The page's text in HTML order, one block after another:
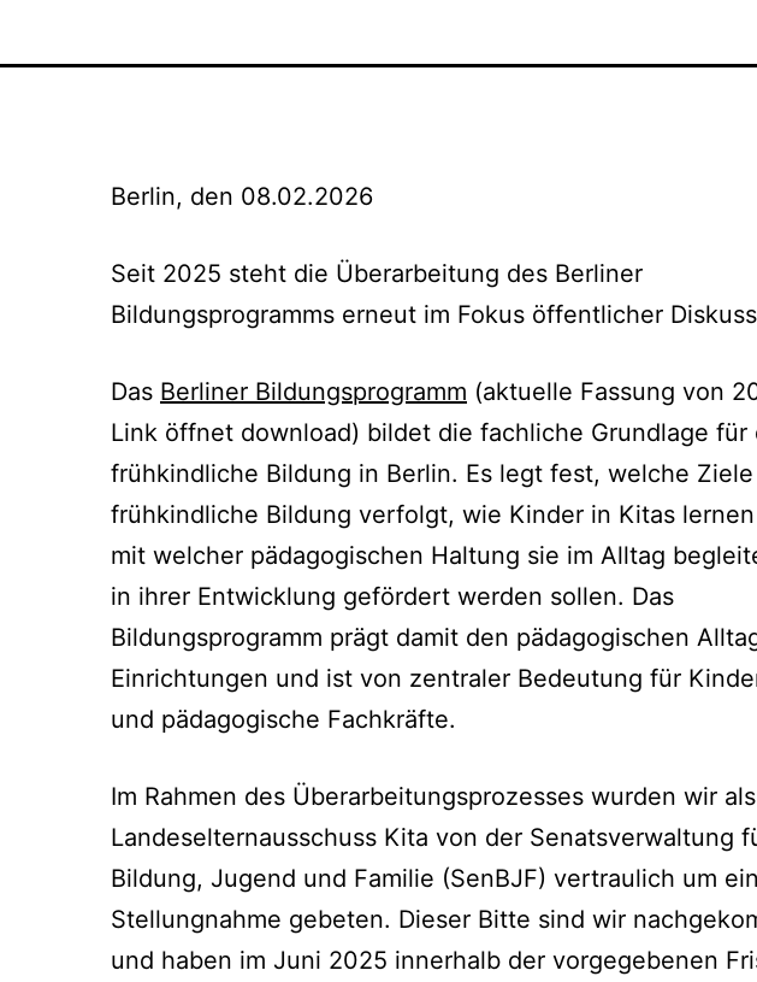
Berlin, den 08.02.2026
Seit 2025 steht die Überarbeitung des Berliner
Bildungsprogramms erneut im Fokus öffentlicher
Das Berliner Bildungsprogramm (aktuelle Fassung von
Link öffnet download) bildet die fachliche Grundlage für
frühkindliche Bildung in Berlin. Es legt fest, welche Ziele
frühkindliche Bildung verfolgt, wie Kinder in Kitas
mit welcher pädagogischen Haltung sie im Alltag
in ihrer Entwicklung gefördert werden sollen. Das
Bildungsprogramm prägt damit den pädagogischen
Einrichtungen und ist von zentraler Bedeutung für
und pädagogische Fachkräfte.
Im Rahmen des Überarbeitungsprozesses wurden wir als
Landeselternausschuss Kita von der Senatsverwaltung
Bildung, Jugend und Familie (SenBJF) vertraulich um
Stellungnahme gebeten. Dieser Bitte sind wir
und haben im Juni 2025 innerhalb der vorgegebenen